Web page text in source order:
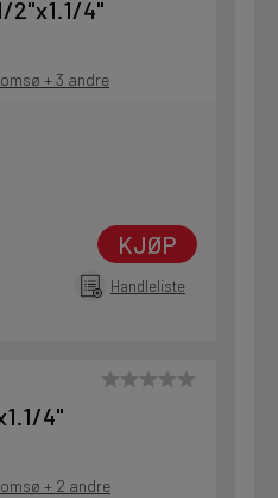
2"x1.1/4"
+ 3 andre
KJØP
Handleliste
4"
+ 2 andre